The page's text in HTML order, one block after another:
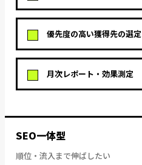
優先度の高い獲得先の選定
月次レポート・効果測定
SEO一体型
順位・流入まで伸ばしたい